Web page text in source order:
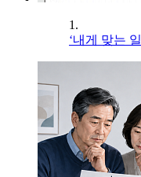
1.
‘내게 맞는